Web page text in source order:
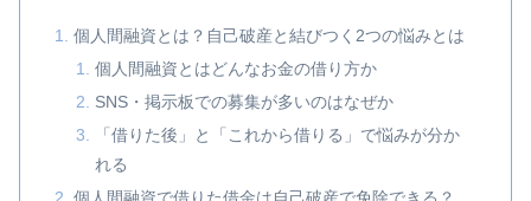
個人間融資とは？自己破産と結びつく2つの悩みとは
個人間融資とはどんなお金の借り方か
SNS・掲示板での募集が多いのはなぜか
「借りた後」と「これから借りる」で悩みが分か
れる
個人間融資で借りた借金は自己破産で免除できる？